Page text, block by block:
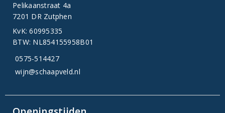
Pelikaanstraat 4a
7201 DR Zutphen
KvK: 60995335
BTW: NL854155958B01
0575-514427
wijn@schaapveld.nl